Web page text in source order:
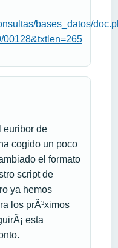
bases_datos/
euribor de
cogido un poco
el formato
script de
ya hemos
los prÃ³ximos
esta